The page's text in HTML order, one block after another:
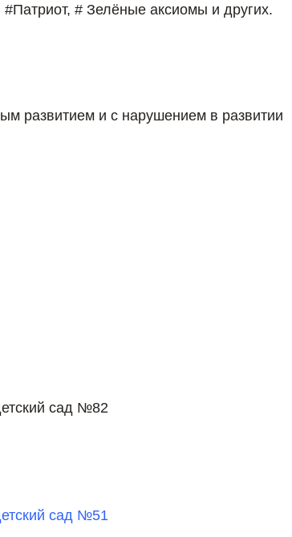
# Зелёные аксиомы и других.
развитием и с нарушением в развитии
сад №82
сад №51